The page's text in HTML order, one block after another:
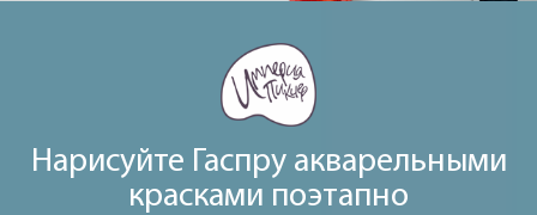
Нарисуйте Гаспру акварельными
красками поэтапно